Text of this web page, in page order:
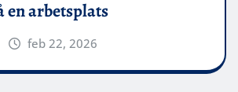
arbetsplats
feb 22, 2026